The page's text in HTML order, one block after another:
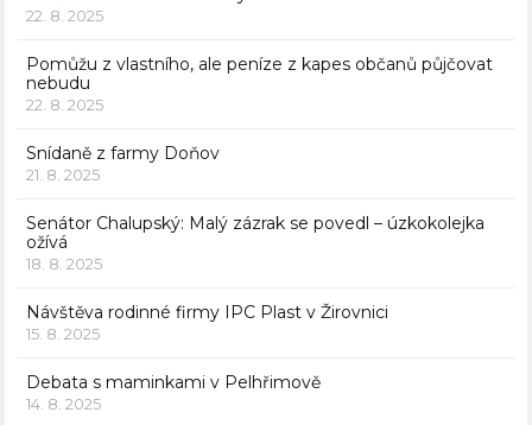
22. 8. 2025
Pomůžu z vlastního, ale peníze z kapes občanů půjčovat
nebudu
22. 8. 2025
Snídaně z farmy Doňov
21. 8. 2025
Senátor Chalupský: Malý zázrak se povedl – úzkokolejka
ožívá
18. 8. 2025
Návštěva rodinné firmy IPC Plast v Žirovnici
15. 8. 2025
Debata s maminkami v Pelhřimově
14. 8. 2025